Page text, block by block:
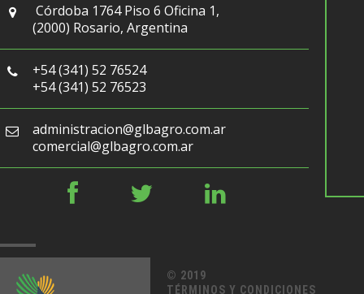
Córdoba 1764 Piso 6 Oficina 1,
(2000) Rosario, Argentina
+54 (341) 52 76524
+54 (341) 52 76523
administracion@glbagro.com.ar
comercial@glbagro.com.ar
© 2019
TÉRMINOS Y CONDICIONES